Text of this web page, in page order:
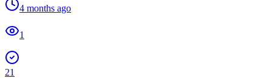
4 months ago
1
21